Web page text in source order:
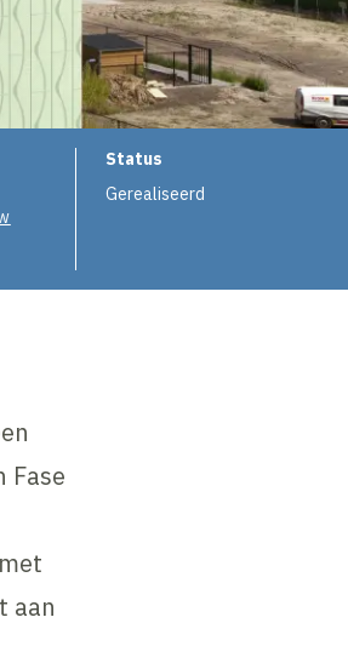
Status
Gerealiseerd
Fase
aan